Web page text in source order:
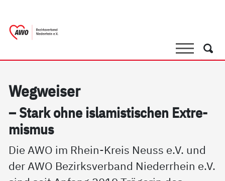
SucheSuche
Weg­wei­ser
– Stark oh­ne is­la­mis­ti­schen Ex­t­re­
mis­mus
Die AWO im Rhein-Kreis Neuss e.V. und
der AWO Bezirksverband Niederrhein e.V.